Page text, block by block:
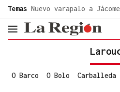
Temas Nuevo varapalo a Jácome
header.menu.open
O Barco O Bolo Carballeda